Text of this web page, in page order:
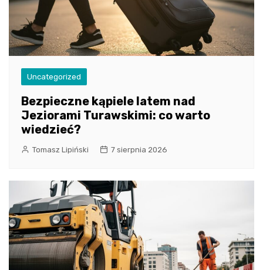
Uncategorized
Bezpieczne kąpiele latem nad
Jeziorami Turawskimi: co warto
wiedzieć?
Tomasz Lipiński 7 sierpnia 2026